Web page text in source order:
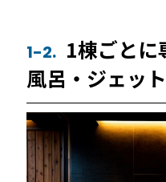
1-2. 1棟ごとに
風呂・ジェッ
SADIOT ROOM
製品の比較
事例インタビュー
宿泊施設
レンタルスペース
北海道
東北
関東